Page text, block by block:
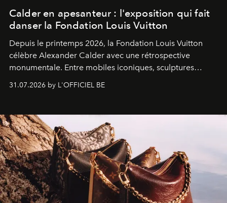
Calder en apesanteur : l'exposition qui fait
danser la Fondation Louis Vuitton
Depuis le printemps 2026, la Fondation Louis Vuitton
célèbre Alexander Calder avec une rétrospective
monumentale. Entre mobiles iconiques, sculptures
américain investit les espaces imaginés par Frank Gehry
sculpture.
31.07.2026 by L'OFFICIEL BE